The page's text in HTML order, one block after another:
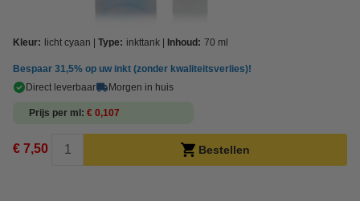
Kleur: licht cyaan Type: inkttank Inhoud: 70 ml
Bespaar 31,5% op uw inkt (zonder kwaliteitsverlies)!
Direct leverbaar
Morgen in huis
Prijs per ml € 0,107
€ 7,50 Bestellen